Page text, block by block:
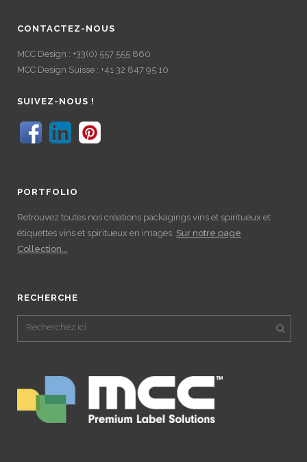
CONTACTEZ-NOUS
MCC Design : +33(0) 557 555 860
MCC Design Suisse : +41 32 847 95 10
SUIVEZ-NOUS !
PORTFOLIO
Retrouvez toutes nos créations packagings vins et spiritueux et
étiquettes vins et spiritueux en images. Sur notre page
Collection...
RECHERCHE